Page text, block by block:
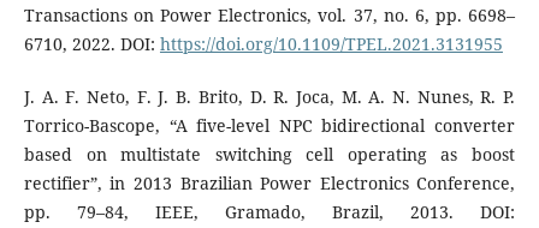
Transactions on Power Electronics, vol. 37, no. 6, pp. 6698–
6710, 2022. DOI: https://doi.org/10.1109/TPEL.2021.3131955
J. A. F. Neto, F. J. B. Brito, D. R. Joca, M. A. N. Nunes, R. P.
Torrico-Bascope, “A five-level NPC bidirectional converter
based on multistate switching cell operating as boost
rectifier”, in 2013 Brazilian Power Electronics Conference,
pp. 79–84, IEEE, Gramado, Brazil, 2013. DOI: